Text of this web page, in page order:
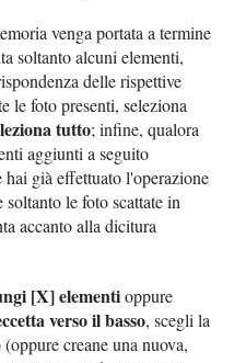
venga portata a termine
soltanto alcuni elementi,
delle rispettive
le foto presenti, seleziona
tutto; infine, qualora
aggiunti a seguito
già effettuato l'operazione
le foto scattate in
accanto alla dicitura
[X] elementioppure
verso il basso, scegli la
creane una nuova,